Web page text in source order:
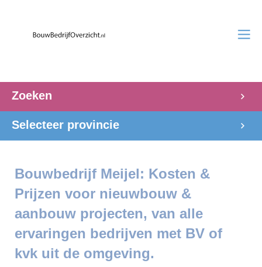
Zoeken
Selecteer provincie
Bouwbedrijf Meijel: Kosten &
Prijzen voor nieuwbouw &
aanbouw projecten, van alle
ervaringen bedrijven met BV of
kvk uit de omgeving.